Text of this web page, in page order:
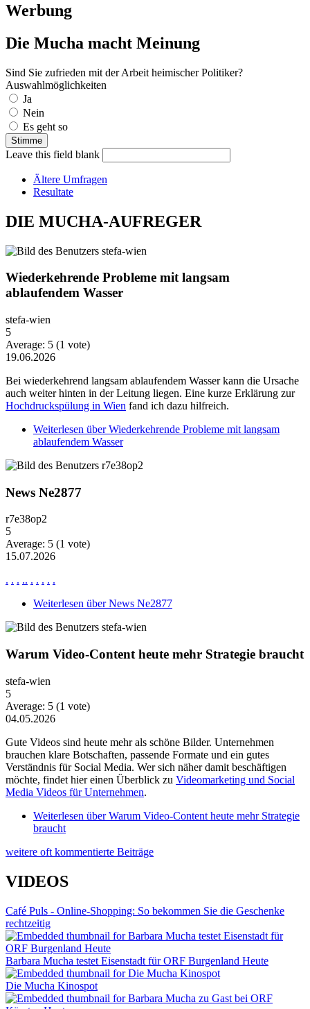
Werbung
Die Mucha macht Meinung
Sind Sie zufrieden mit der Arbeit heimischer Politiker?
Auswahlmöglichkeiten
Ja
Nein
Es geht so
Leave this field blank
Ältere Umfragen
Resultate
DIE MUCHA-AUFREGER
Wiederkehrende Probleme mit langsam
ablaufendem Wasser
stefa-wien
5
Average: 5 (1 vote)
19.06.2026
Bei wiederkehrend langsam ablaufendem Wasser kann die Ursache
auch weiter hinten in der Leitung liegen. Eine kurze Erklärung zur
Hochdruckspülung in Wien fand ich dazu hilfreich.
Weiterlesen über Wiederkehrende Probleme mit langsam
ablaufendem Wasser
News Ne2877
r7e38op2
5
Average: 5 (1 vote)
15.07.2026
. . . .. . . . . .
Weiterlesen über News Ne2877
Warum Video-Content heute mehr Strategie braucht
stefa-wien
5
Average: 5 (1 vote)
04.05.2026
Gute Videos sind heute mehr als schöne Bilder. Unternehmen
brauchen klare Botschaften, passende Formate und ein gutes
Verständnis für Social Media. Wer sich näher damit beschäftigen
möchte, findet hier einen Überblick zu Videomarketing und Social
Media Videos für Unternehmen.
Weiterlesen über Warum Video-Content heute mehr Strategie
braucht
weitere oft kommentierte Beiträge
VIDEOS
Café Puls - Online-Shopping: So bekommen Sie die Geschenke
rechtzeitig
Barbara Mucha testet Eisenstadt für ORF Burgenland Heute
Die Mucha Kinospot